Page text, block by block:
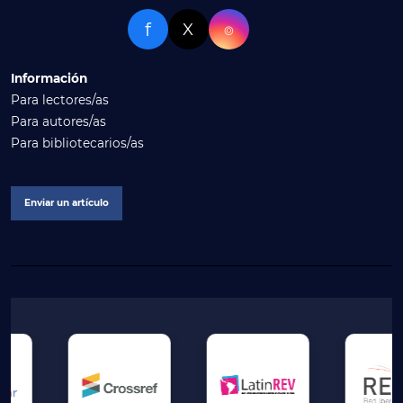
f X ⌾
Información
Para lectores/as
Para autores/as
Para bibliotecarios/as
Enviar un artículo